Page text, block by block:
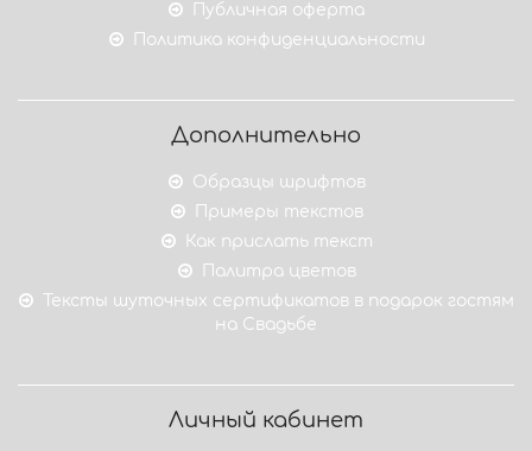
Публичная оферта
Политика конфиденциальности
Дополнительно
Образцы шрифтов
Примеры текстов
Как прислать текст
Палитра цветов
Тексты шуточных сертификатов в подарок гостям
на Свадьбе
Личный кабинет